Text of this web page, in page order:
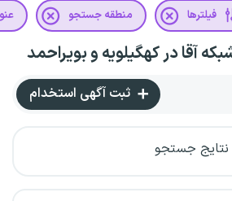
فیلترها منطقه جستجو
آقا در کهگیلویه و بویراحمد
ثبت آگهی استخدام
نتایج جستجو